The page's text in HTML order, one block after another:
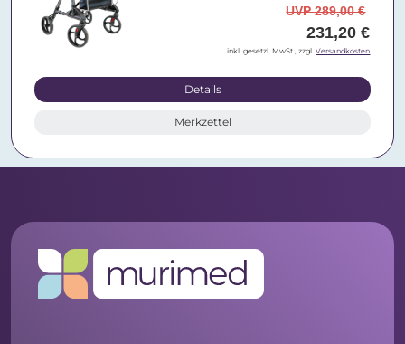
UVP 289,00 €
231,20 €
inkl. gesetzl. MwSt., zzgl.Versandkosten
Details
Merkzettel